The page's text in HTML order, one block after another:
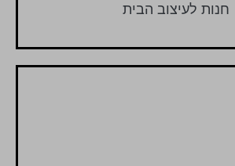
חנות לעיצוב הבית